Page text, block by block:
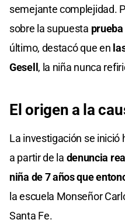
semejante complejidad.
sobre la supuesta
último, destacó que en
Gesell, la niña nunca
El origen a la
La investigación se inició
a partir de la denuncia
niña de 7 años que
la escuela Monseñor
Santa Fe.